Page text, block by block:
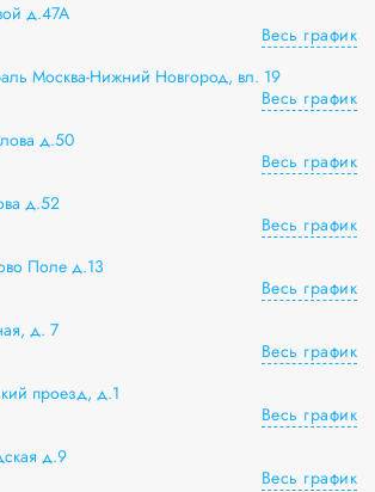
д.47А
Весь график
Москва-Нижний Новгород, вл. 19
Весь график
д.50
Весь график
д.52
Весь график
Поле д.13
Весь график
д. 7
Весь график
проезд, д.1
Весь график
д.9
Весь график